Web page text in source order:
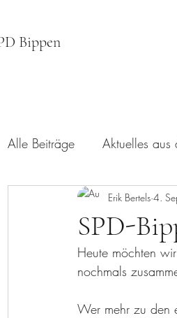
Bippen
Alle Beiträge Aktuelles aus
Kandidatenvorstellung
SPD-
Erik Bertels 4.
Heute möchten
nochmals
Wer mehr zu den